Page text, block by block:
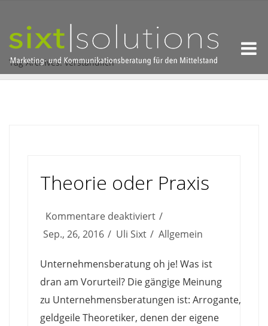
Tag Archives: verständlich
Theorie oder Praxis
Kommentare deaktiviertfür
Theorie
Praxis
Sep., 26, 2016 Uli Sixt Allgemein
Unternehmensberatung oh je! Was ist
dran am Vorurteil? Die gängige Meinung
zu Unternehmensberatungen ist: Arrogante,
geldgeile Theoretiker, denen der eigene